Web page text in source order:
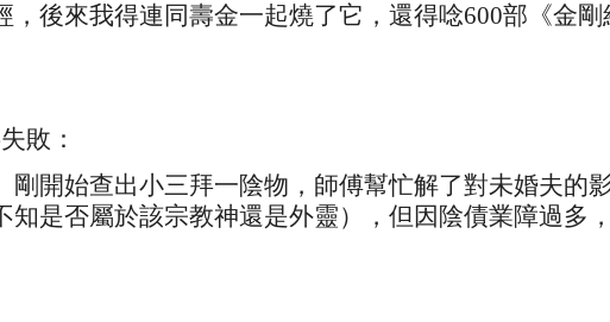
，後來我得連同壽金一起燒了它，還得唸600部《金
敗：
剛開始查出小三拜一陰物，師傅幫忙解了對未婚夫的
知是否屬於該宗教神還是外靈），但因陰債業障過多